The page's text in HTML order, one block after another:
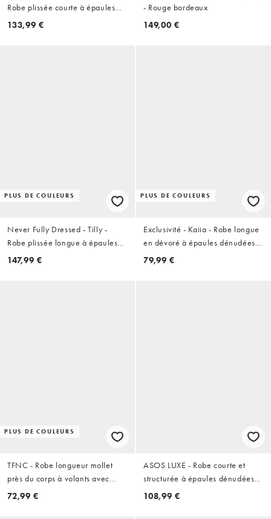
Robe plissée courte à épaules
dénudées - Bordeaux
133,99 €
- Rouge bordeaux
149,00 €
PLUS DE COULEURS
Never Fully Dressed - Tilly -
Robe plissée longue à épaules
dénudées - Rouge
147,99 €
PLUS DE COULEURS
Exclusivité - Kaiia - Robe longue
en dévoré à épaules dénudées
et bretelle torsadée - Bordeaux
79,99 €
PLUS DE COULEURS
TFNC - Robe longueur mollet
près du corps à volants avec
épaule tombante et fente sur la
72,99 €
ASOS LUXE - Robe courte et
structurée à épaules dénudées
avec jupe en organza - Bordeaux
108,99 €